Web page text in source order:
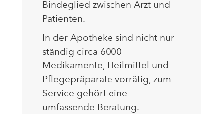
Bindeglied zwischen Arzt und
Patienten.
In der Apotheke sind nicht nur
ständig circa 6000
Medikamente, Heilmittel und
Pflegepräparate vorrätig, zum
Service gehört eine
umfassende Beratung.